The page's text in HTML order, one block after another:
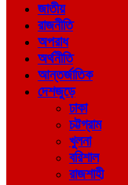
জাতীয়
রাজনীতি
অপরাধ
অর্থনীতি
আন্তর্জাতিক
দেশজুড়ে
ঢাকা
চট্টগ্রাম
খুলনা
বরিশাল
রাজশাহী